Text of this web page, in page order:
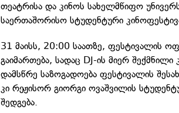
თეატრისა და კინოს სახელმწიფო
საერთაშორისო სტუდენტური
31 მაისს, 20:00 საათზე, ფესტივალის
გაიმართება, სადაც DJ-ის მიერ შექმნილი
დამსწრე საზოგადოება ფესტივალის
კი რეჟისორ გიორგი ოვაშვილის
შედგება.